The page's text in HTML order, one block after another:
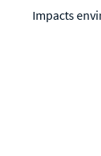
Impacts